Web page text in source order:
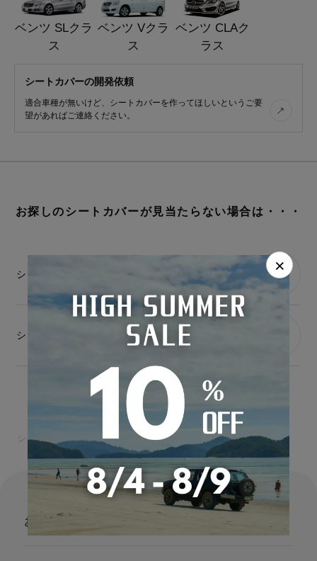
ベンツ SLクラ
ス
ベンツ Vクラ
ス
ベンツ CLAク
ラス
ベンツ GLAク ベンツ GLBク
ラス
シートカバーの開発依頼
適合車種が無いけど、シートカバーを作ってほしいというご要
望があればご連絡ください。
キュート ファブリック シートカバー診断
お探しのシートカバーが見当たらない場合は・・・
シートカバーの開発希望はこちら
シートカバー開発に車両を貸与可能な方はこちら
シートカバーの専門店カーショップコネクト メルセデスベンツ
お支払い
×